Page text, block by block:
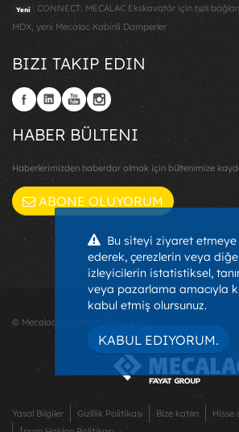
Yeni
CONNECT: MECALAC Ekskavatör için hızlı
MDX, yeni Mecalac Kabinli Damperler
BIZI TAKIP EDIN
HABER BÜLTENI
Haberlerimizden haberdar olmak için bültenimize
ABONE OLUYORUM
© Mecalac Copyright 2026 - EU -
Yasal Bilgiler Gizlilik Politikası Bize katılın
Hisse
Bu siteyi ziyaret
ederek, çerezlerin veya
izleyicilerin istatistiksel,
veya pazarlama amacıyla
kabul etmiş olursunuz.
KABUL EDIYORUM.